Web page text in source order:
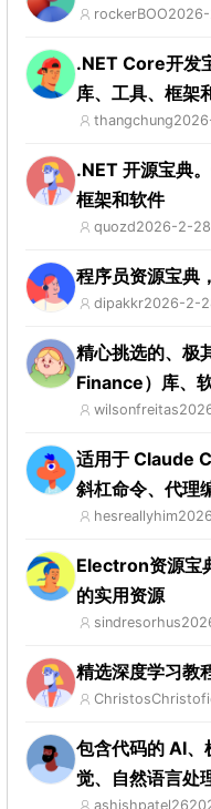
rockerBOO
.NET Core开发
库、工具、框架
thangchung
.NET 开源宝典
框架和软件
quozd2026-2-
程序员资源宝典
dipakkr2026-2-
精心挑选的、极
Finance）库、
wilsonfreitas
适用于 Claude
斜杠命令、代理
hesreallyhim
Electron资源宝
的实用资源
sindresorhus
精选深度学习教
包含代码的 AI、
觉、自然语言处
ashishpatel26